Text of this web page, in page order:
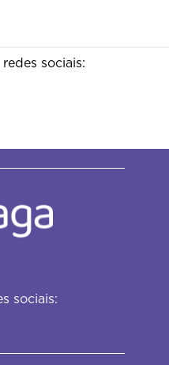
sociais:
sociais: